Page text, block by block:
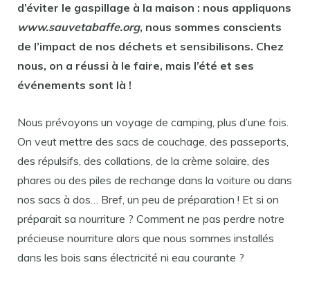
d’éviter le gaspillage à la maison : nous appliquons
www.sauvetabaffe.org, nous sommes conscients
de l’impact de nos déchets et sensibilisons. Chez
nous, on a réussi à le faire, mais l’été et ses
événements sont là !
Nous prévoyons un voyage de camping, plus d’une fois.
On veut mettre des sacs de couchage, des passeports,
des répulsifs, des collations, de la crème solaire, des
phares ou des piles de rechange dans la voiture ou dans
nos sacs à dos… Bref, un peu de préparation ! Et si on
préparait sa nourriture ? Comment ne pas perdre notre
précieuse nourriture alors que nous sommes installés
dans les bois sans électricité ni eau courante ?